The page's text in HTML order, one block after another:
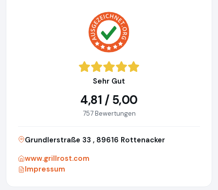
Sehr Gut
4,81 / 5,00
757 Bewertungen
Grundlerstraße 33 , 89616 Rottenacker
www.grillrost.com
Impressum